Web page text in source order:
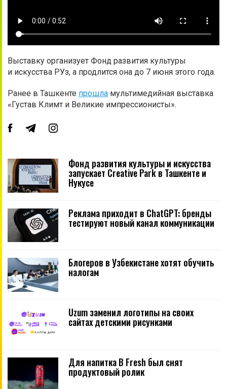
Выставку организует Фонд развития культуры
и искусства РУз, а продлится она до 7 июня этого года.
Ранее в Ташкенте прошла мультимедийная выставка
«Густав Климт и Великие импрессионисты».
Фонд развития культуры и искусства
запускает Creative Park в Ташкенте и
Нукусе
Реклама приходит в ChatGPT: бренды
тестируют новый канал коммуникации
Блогеров в Узбекистане хотят обучить
налогам
Uzum заменил логотипы на своих
сайтах детскими рисунками
Для напитка B Fresh был снят
продуктовый ролик